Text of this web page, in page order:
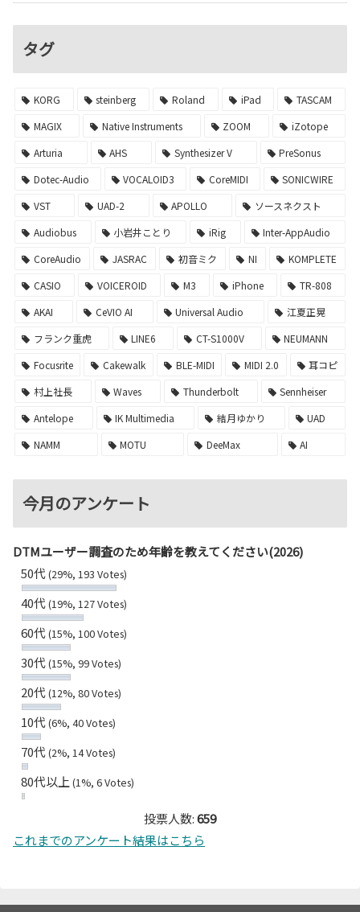
タグ
KORG steinberg Roland iPad
TASCAM
MAGIX
Native Instruments ZOOM
iZotope
Arturia
AHS Synthesizer V
PreSonus
Dotec-Audio
VOCALOID3 CoreMIDI
SONICWIRE
VST
UAD-2 APOLLO
ソースネクスト
Audiobus
小岩井ことり iRig
Inter-AppAudio
CoreAudio
JASRAC 初音ミク NI
KOMPLETE
CASIO
VOICEROID M3 iPhone
TR-808
AKAI
CeVIO AI Universal Audio
江夏正晃
フランク重虎
LINE6 CT-S1000V
NEUMANN
Focusrite
Cakewalk BLE-MIDI MIDI 2.0
耳コピ
村上社長
Waves Thunderbolt
Sennheiser
Antelope
IK Multimedia 結月ゆかり
UAD
NAMM
MOTU DeeMax AI
今月のアンケート
DTMユーザー調査のため年齢を教えてください(2026)
50代(29%, 193 Votes)
40代(19%, 127 Votes)
60代(15%, 100 Votes)
30代(15%, 99 Votes)
20代(12%, 80 Votes)
10代(6%, 40 Votes)
70代(2%, 14 Votes)
80代以上 (1%, 6 Votes)
投票人数:659
これまでのアンケート結果はこちら